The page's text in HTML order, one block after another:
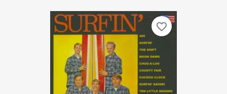
favorite_border